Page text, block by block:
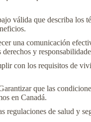
válida que describa los
una comunicación
y
con los requisitos de
que las
en Canadá.
regulaciones de salud y